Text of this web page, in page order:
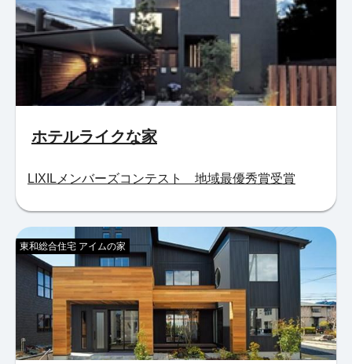
ホテルライクな家
LIXILメンバーズコンテスト 地域最優秀賞受賞
東和総合住宅 アイムの家